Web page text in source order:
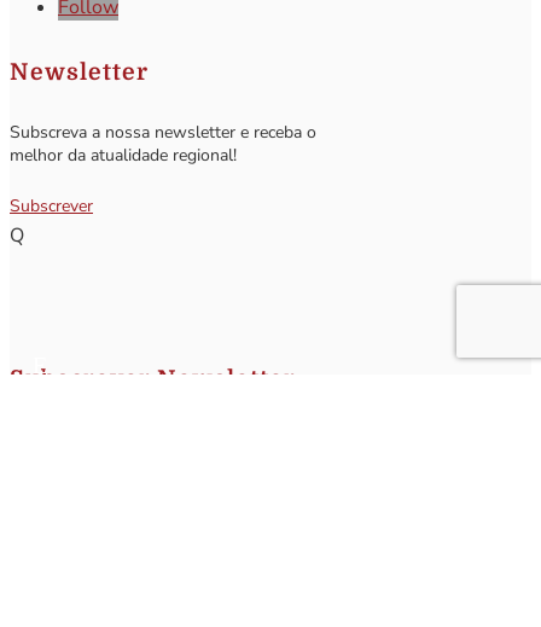
Follow
Newsletter
Subscreva a nossa newsletter e receba o
melhor da atualidade regional!
Subscrever
Q
Subscrever Newsletter